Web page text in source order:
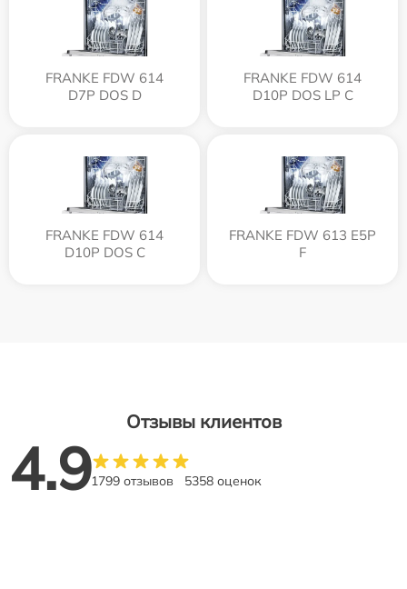
FRANKE FDW 614
D7P DOS D
FRANKE FDW 614
D10P DOS LP C
FRANKE FDW 614
D10P DOS C
FRANKE FDW 613 E5P
F
Отзывы клиентов
4.91799 отзывов 5358 оценок